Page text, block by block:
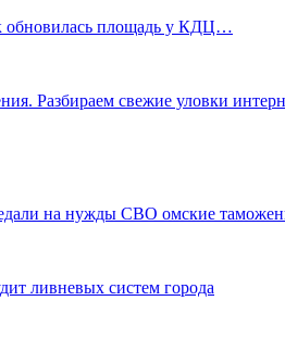
обновилась площадь у КДЦ…
Разбираем свежие уловки
на нужды СВО омские
ливневых систем города